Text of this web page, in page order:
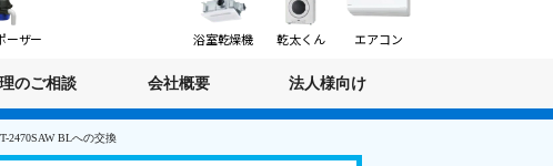
ーザー 浴室乾燥機 乾太くん エアコン
のご相談 会社概要 法人様向け
2470SAW BLへの交換